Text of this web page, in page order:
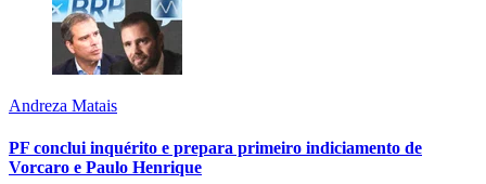
Andreza Matais
PF conclui inquérito e prepara primeiro indiciamento de
Vorcaro e Paulo Henrique